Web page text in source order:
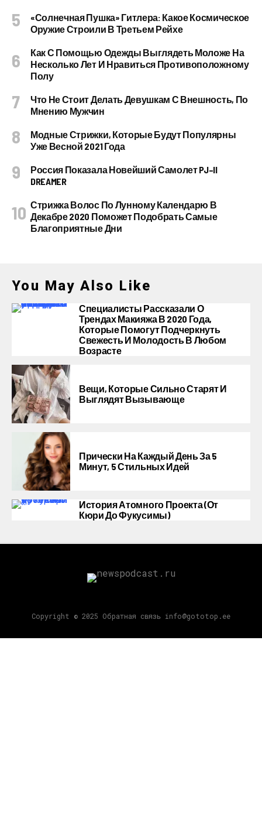
«Солнечная Пушка» Гитлера: Какое Космическое
Оружие Строили В Третьем Рейхе
Как С Помощью Одежды Выглядеть Моложе На
Несколько Лет И Нравиться Противоположному
Полу
Что Не Стоит Делать Девушкам С Внешность, По
Мнению Мужчин
Модные Стрижки, Которые Будут Популярны
Уже Весной 2021 Года
Россия Показала Новейший Самолет PJ–II
DREAMER
Стрижка Волос По Лунному Календарю В
Декабре 2020 Поможет Подобрать Самые
Благоприятные Дни
You May Also Like
Специалисты Рассказали О
Трендах Макияжа В 2020 Года,
Которые Помогут Подчеркнуть
Свежесть И Молодость В Любом
Возрасте
Вещи, Которые Сильно Старят И
Выглядят Вызывающе
Прически На Каждый День За 5
Минут, 5 Стильных Идей
История Атомного Проекта (от
Кюри До Фукусимы)
Copyright © 2025 Обратная связь info@gototop.ee